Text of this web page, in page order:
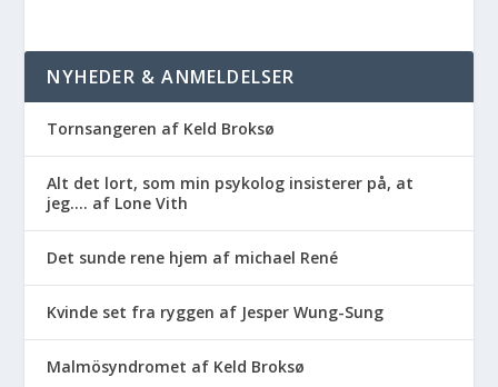
NYHEDER & ANMELDELSER
Tornsangeren af Keld Broksø
Alt det lort, som min psykolog insisterer på, at
jeg…. af Lone Vith
Det sunde rene hjem af michael René
Kvinde set fra ryggen af Jesper Wung-Sung
Malmösyndromet af Keld Broksø